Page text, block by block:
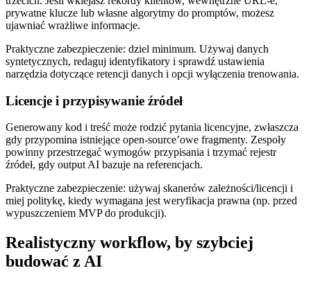
prywatne klucze lub własne algorytmy do promptów, możesz
ujawniać wrażliwe informacje.
Praktyczne zabezpieczenie: dziel minimum. Używaj danych
syntetycznych, redaguj identyfikatory i sprawdź ustawienia
narzędzia dotyczące retencji danych i opcji wyłączenia trenowania.
Licencje i przypisywanie źródeł
Generowany kod i treść może rodzić pytania licencyjne, zwłaszcza
gdy przypomina istniejące open‑source’owe fragmenty. Zespoły
powinny przestrzegać wymogów przypisania i trzymać rejestr
źródeł, gdy output AI bazuje na referencjach.
Praktyczne zabezpieczenie: używaj skanerów zależności/licencji i
miej politykę, kiedy wymagana jest weryfikacja prawna (np. przed
wypuszczeniem MVP do produkcji).
Realistyczny workflow, by szybciej
budować z AI